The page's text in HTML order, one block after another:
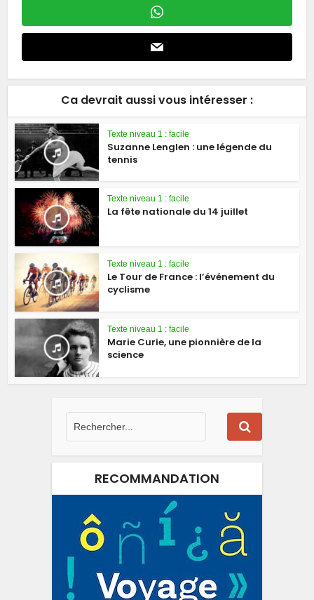
Ca devrait aussi vous intéresser :
Texte niveau 1 : facile
Suzanne Lenglen : une légende du
tennis
Texte niveau 1 : facile
La fête nationale du 14 juillet
Texte niveau 1 : facile
Le Tour de France : l’événement du
cyclisme
Texte niveau 1 : facile
Marie Curie, une pionnière de la
science
RECOMMANDATION